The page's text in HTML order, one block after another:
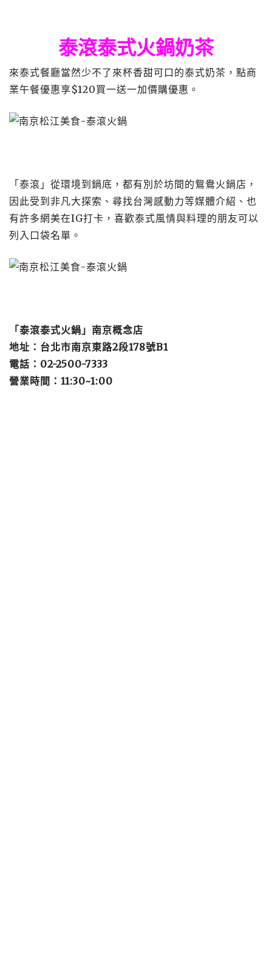
泰滾泰式火鍋奶茶
來泰式餐廳當然少不了來杯香甜可口的泰式奶茶，點商
業午餐優惠享$120買一送一加價購優惠。
「泰滾」從環境到鍋底，都有別於坊間的鴛鴦火鍋店，
因此受到非凡大探索、尋找台灣感動力等媒體介紹、也
有許多網美在IG打卡，喜歡泰式風情與料理的朋友可以
列入口袋名單。
「泰滾泰式火鍋」南京概念店
地址：台北市南京東路2段178號B1
電話：02-2500-7333
營業時間：11:30~1:00